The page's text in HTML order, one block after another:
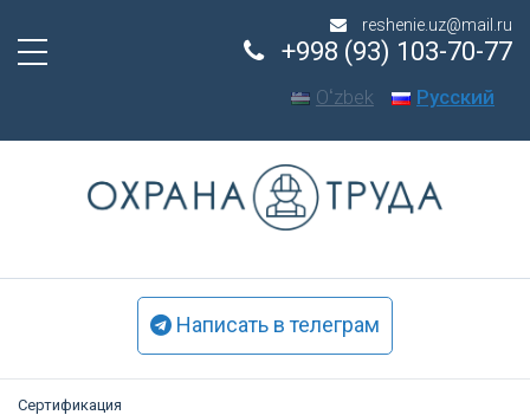
reshenie.uz@mail.ru
Oʻzbek Русский
+998 (93) 103-70-77
Написать в телеграм
Сертификация